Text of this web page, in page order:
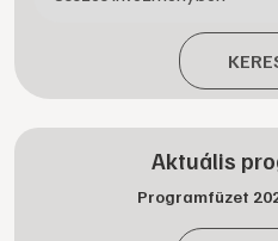
Aktuális
Programfüzet